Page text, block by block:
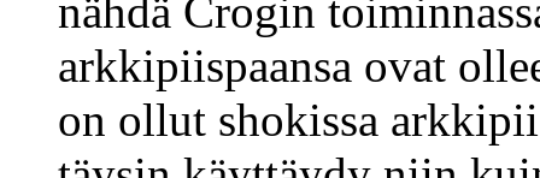
nähdä Crogin
arkkipiispaansa ovat
on ollut shokissa